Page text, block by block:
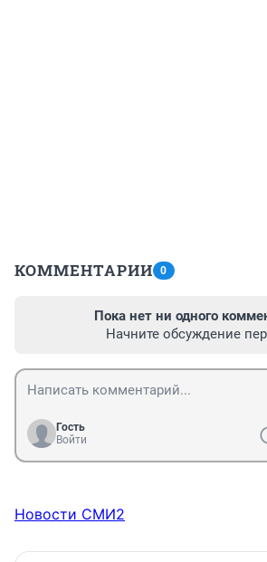
КОММЕНТАРИИ 0
Пока нет ни одного
Начните обсуждение
Гость
Войти
Новости СМИ2